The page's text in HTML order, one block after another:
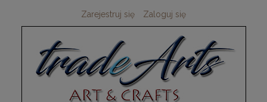
Zarejestruj się Zaloguj się